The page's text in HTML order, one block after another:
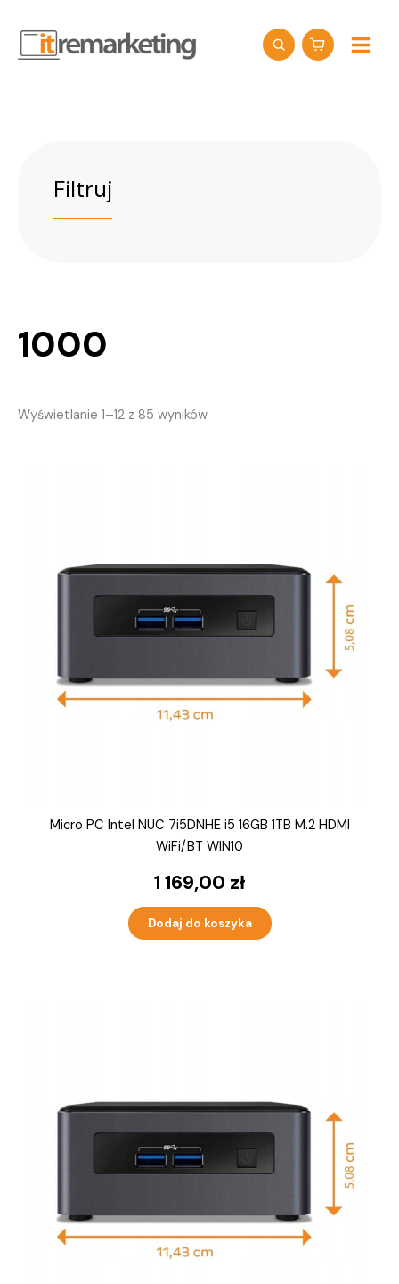
treści
Filtruj
1000
Wyświetlanie 1–12 z 85 wynikówPosortowane
Micro PC Intel NUC 7i5DNHE i5 16GB 1TB M.2 HDMI
WiFi/BT WIN10
1 169,00 zł
Dodaj do koszyka